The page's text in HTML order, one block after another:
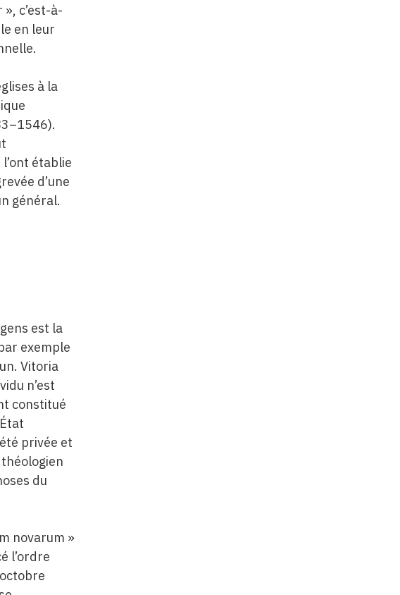
c’est-à-
en leur
à la
établie
d’une
général.
est la
exemple
Vitoria
n’est
constitué
privée et
du
novarum »
l’ordre